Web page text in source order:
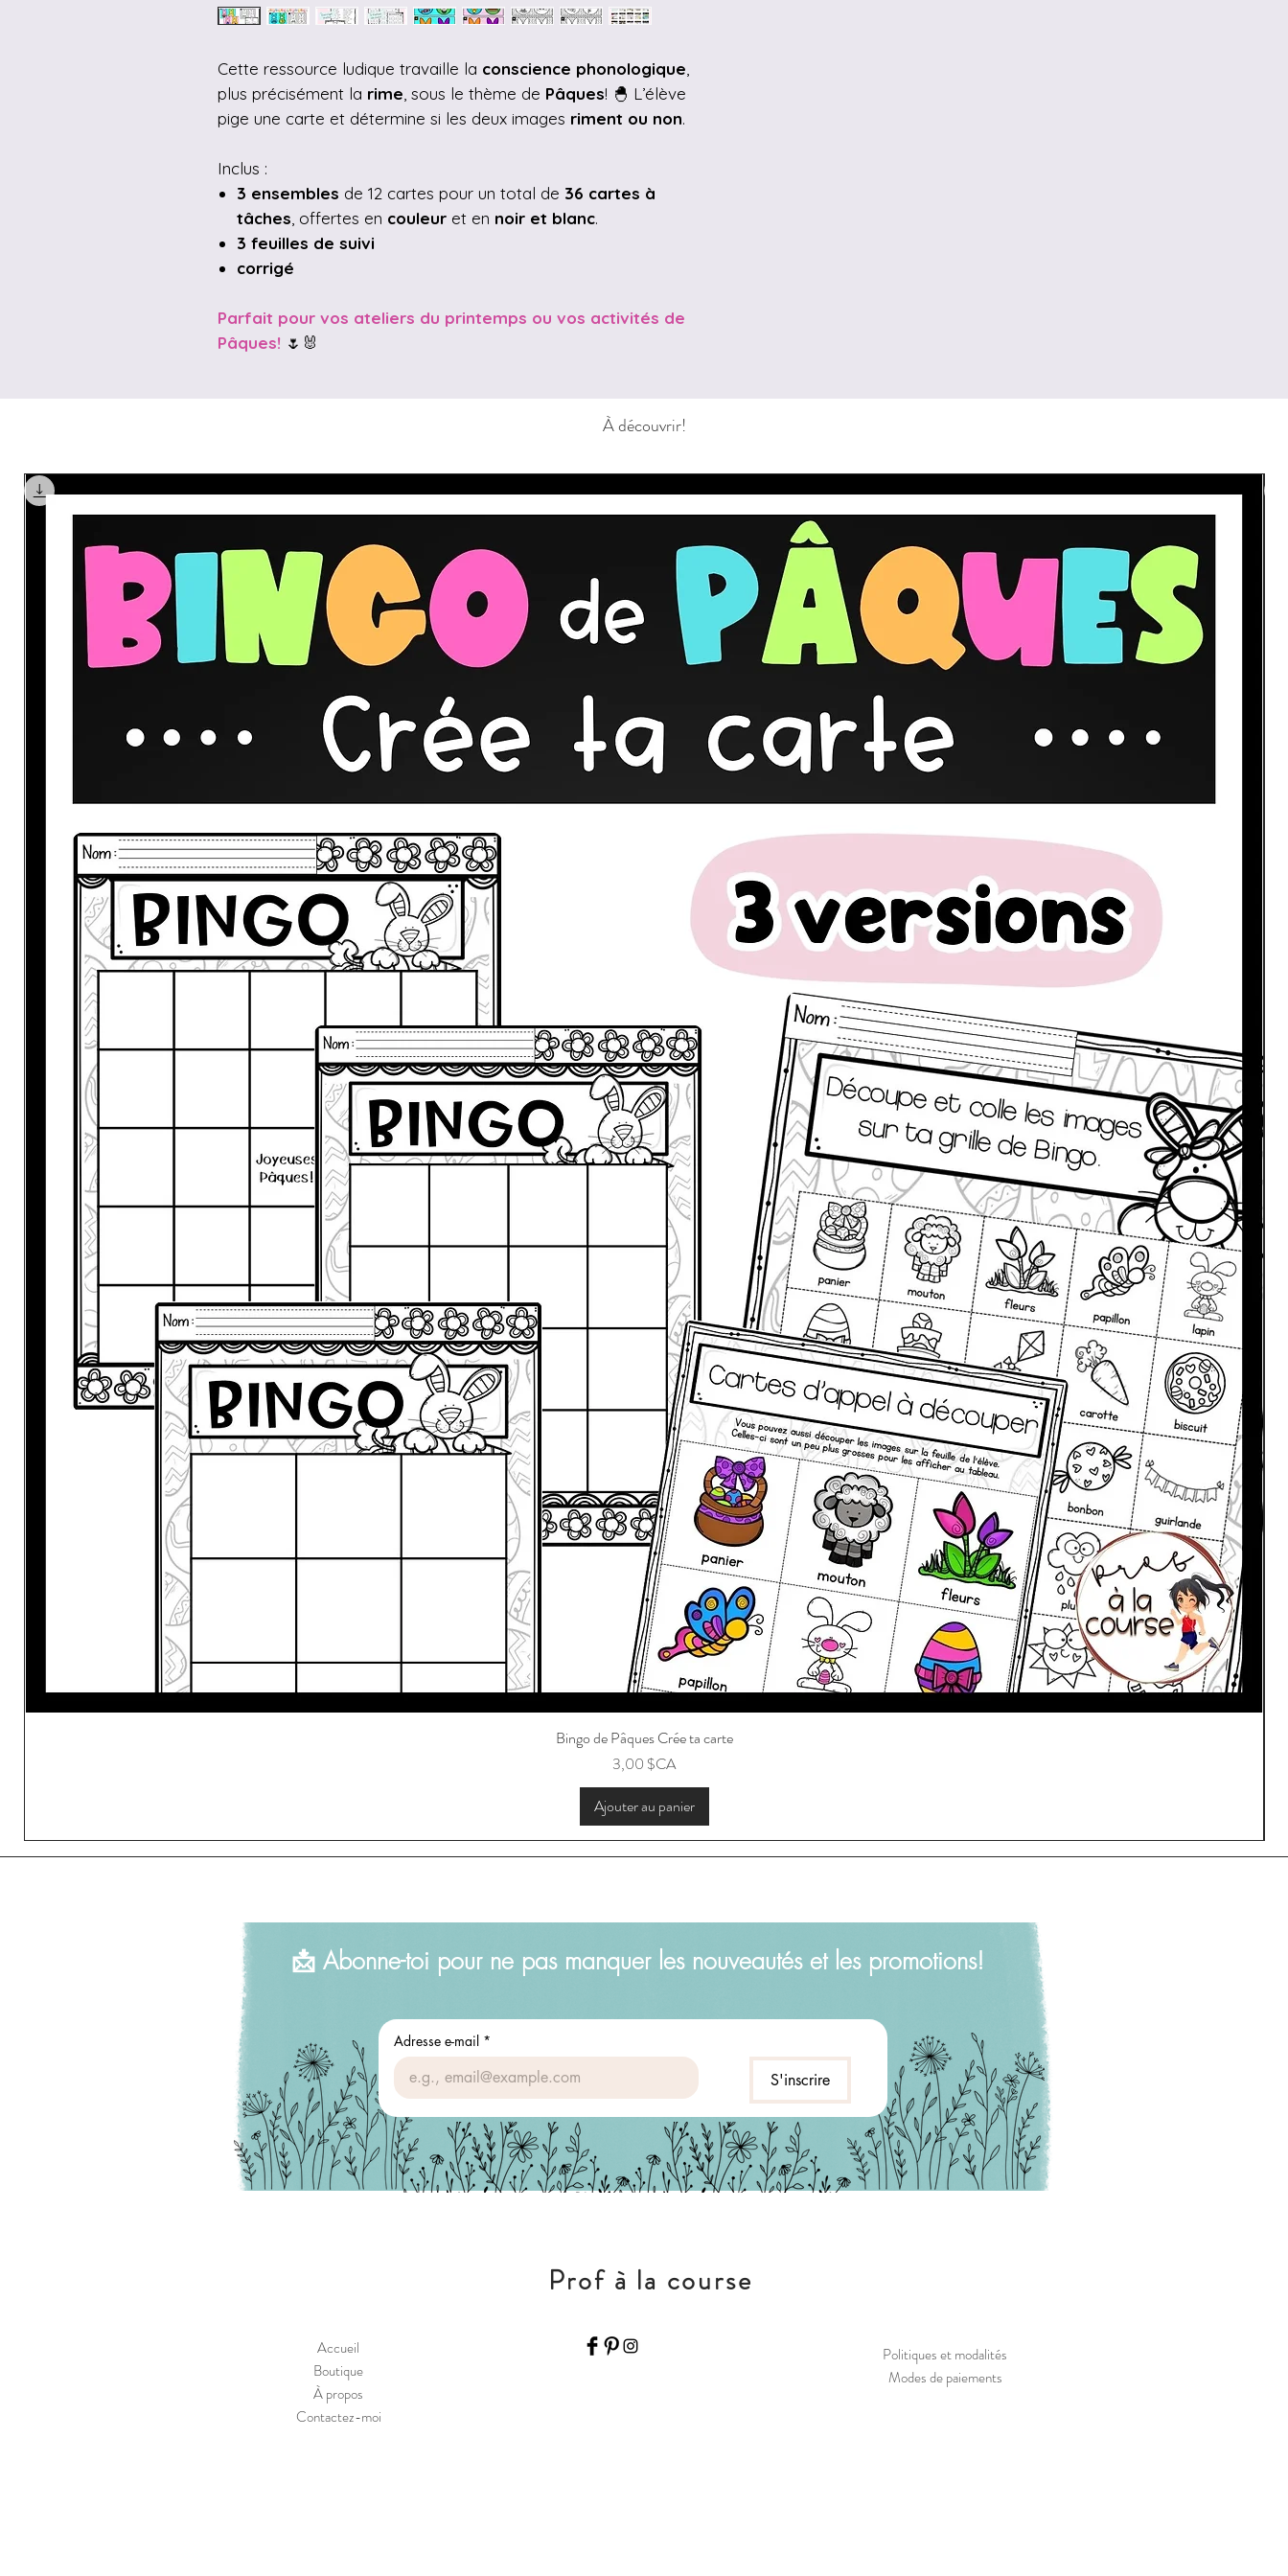
Cette ressource ludique travaille la conscience phonologique
plus précisément la rime , sous le thème de Pâques! 🐣 L’élève
pige une carte et détermine si les deux images riment ou non.
Inclus :
3 ensembles de 12 cartes pour un total de 36 cartes à
tâches , offertes en couleur et en noir et blanc.
3 feuilles de suivi
corrigé
Parfait pour vos ateliers du printemps ou vos activités de
Pâques! 🌷🐰
À découvrir!
Aperçu rapide
Bingo de Pâques Crée ta carte
Prix
3,00 $CA
Ajouter au panier
📩 Abonne-toi pour ne pas manquer les nouveautés et les promotions!
Adresse e-mail *
S'inscrire
Prof à la course
Accueil
Boutique
À propos
Contactez-moi
Politiques et modalités
Modes de paiements